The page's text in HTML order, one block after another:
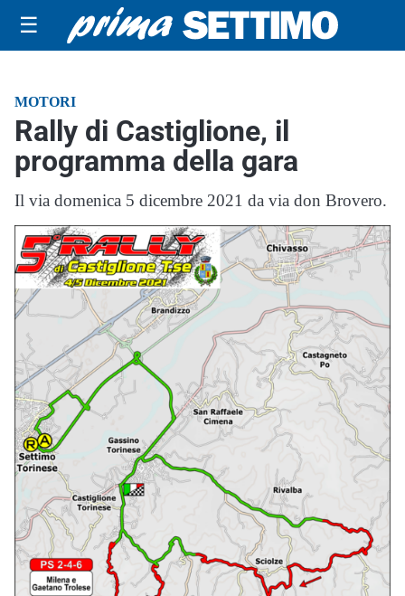
☰
MOTORI
Rally di Castiglione, il
programma della gara
Il via domenica 5 dicembre 2021 da via don Brovero.